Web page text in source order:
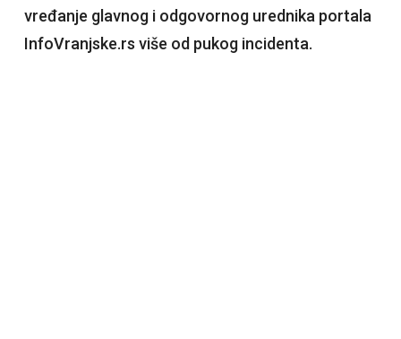
vređanje glavnog i odgovornog urednika portala
InfoVranjske.rs više od pukog incidenta.